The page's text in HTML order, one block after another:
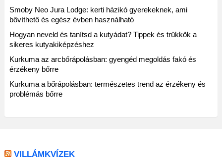
Smoby Neo Jura Lodge: kerti házikó gyerekeknek, ami
bővíthető és egész évben használható
Hogyan neveld és tanítsd a kutyádat? Tippek és trükkök a
sikeres kutyakiképzéshez
Kurkuma az arcbőrápolásban: gyengéd megoldás fakó és
érzékeny bőrre
Kurkuma a bőrápolásban: természetes trend az érzékeny és
problémás bőrre
VILLÁMKVÍZEK